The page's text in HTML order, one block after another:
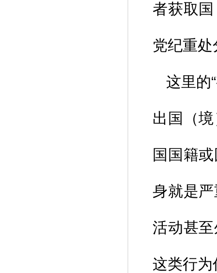
者获取
党纪重处
这里的
出国（
国国籍
身就是
活动甚
这类行